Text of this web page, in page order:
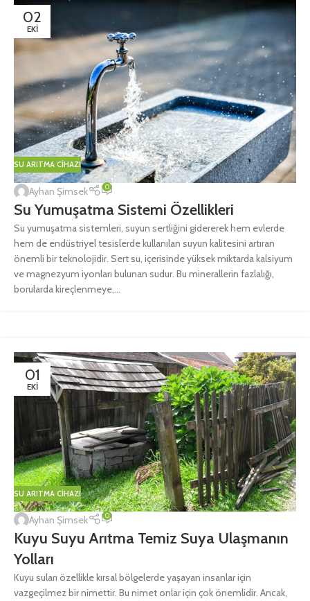
02
EKI
SU ARITMA CIHAZI
Ayhan Şimsek 0
Su Yumuşatma Sistemi Özellikleri
Su yumuşatma sistemleri, suyun sertliğini gidererek hem evlerde
hem de endüstriyel tesislerde kullanılan suyun kalitesini artıran
önemli bir teknolojidir. Sert su, içerisinde yüksek miktarda kalsiyum
ve magnezyum iyonları bulunan sudur. Bu minerallerin fazlalığı,
borularda kireçlenmeye,...
01
EKI
SU ARITMA CIHAZI
Ayhan Şimsek 0
Kuyu Suyu Arıtma Temiz Suya Ulaşmanın
Yolları
Kuyu suları özellikle kırsal bölgelerde yaşayan insanlar için
vazgeçilmez bir nimettir. Bu nimet onlar için çok önemlidir. Ancak,